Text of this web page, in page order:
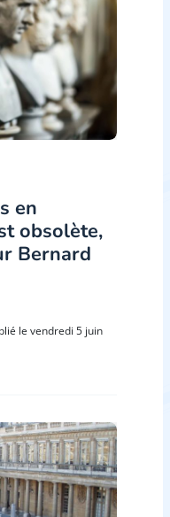
en
obsolète,
Bernard
le vendredi 5 juin